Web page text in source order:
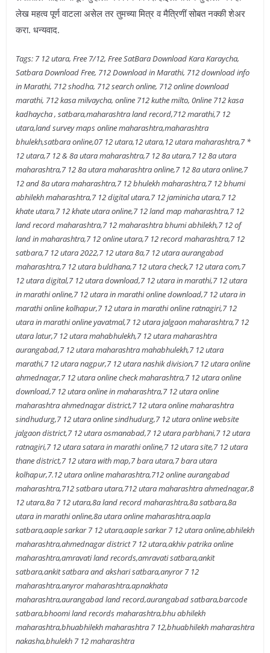
लेख महत्व पूर्ण वाटला असेल तर तुमच्या मित्र व मैत्रिणीं सोबत नक्की शेअर
करा. धन्यवाद.
Tags: 7 12 utara, Free 7/12, Free SatBara Download Kara Karaycha,
Satbara Download Free, 712 Download in Marathi, 712 download info
in Marathi, 712 shodha, 712 search online, 712 online download
marathi, 712 kasa milvaycha, online 712 kuthe milto, 0nline 712 kasa
kadhaycha , satbara,maharashtra land record,712 marathi,7 12
utara,land survey maps online maharashtra,maharashtra
bhulekh,satbara online,07 12 utara,12 utara,12 utara maharashtra,7 *
12 utara,7 12 & 8a utara maharashtra,7 12 8a utara,7 12 8a utara
maharashtra,7 12 8a utara maharashtra online,7 12 8a utara online,7
12 and 8a utara maharashtra,7 12 bhulekh maharashtra,7 12 bhumi
abhilekh maharashtra,7 12 digital utara,7 12 jaminicha utara,7 12
khate utara,7 12 khate utara online,7 12 land map maharashtra,7 12
land record maharashtra,7 12 maharashtra bhumi abhilekh,7 12 of
land in maharashtra,7 12 online utara,7 12 record maharashtra,7 12
satbara,7 12 utara 2022,7 12 utara 8a,7 12 utara aurangabad
maharashtra,7 12 utara buldhana,7 12 utara check,7 12 utara com,7
12 utara digital,7 12 utara download,7 12 utara in marathi,7 12 utara
in marathi online,7 12 utara in marathi online download,7 12 utara in
marathi online kolhapur,7 12 utara in marathi online ratnagiri,7 12
utara in marathi online yavatmal,7 12 utara jalgaon maharashtra,7 12
utara latur,7 12 utara mahabhulekh,7 12 utara maharashtra
aurangabad,7 12 utara maharashtra mahabhulekh,7 12 utara
marathi,7 12 utara nagpur,7 12 utara nashik division,7 12 utara online
ahmednagar,7 12 utara online check maharashtra,7 12 utara online
download,7 12 utara online in maharashtra,7 12 utara online
maharashtra ahmednagar district,7 12 utara online maharashtra
sindhudurg,7 12 utara online sindhudurg,7 12 utara online website
jalgaon district,7 12 utara osmanabad,7 12 utara parbhani,7 12 utara
ratnagiri,7 12 utara satara in marathi online,7 12 utara site,7 12 utara
thane district,7 12 utara with map,7 bara utara,7 bara utara
kolhapur,7.12 utara online maharashtra,712 online aurangabad
maharashtra,712 satbara utara,712 utara maharashtra ahmednagar,8
12 utara,8a 7 12 utara,8a land record maharashtra,8a satbara,8a
utara in marathi online,8a utara online maharashtra,aapla
satbara,aaple sarkar 7 12 utara,aaple sarkar 7 12 utara online,abhilekh
maharashtra,ahmednagar district 7 12 utara,akhiv patrika online
maharashtra,amravati land records,amravati satbara,ankit
satbara,ankit satbara and akshari satbara,anyror 7 12
maharashtra,anyror maharashtra,apnakhata
maharashtra,aurangabad land record,aurangabad satbara,barcode
satbara,bhoomi land records maharashtra,bhu abhilekh
maharashtra,bhuabhilekh maharashtra 7 12,bhuabhilekh maharashtra
nakasha,bhulekh 7 12 maharashtra